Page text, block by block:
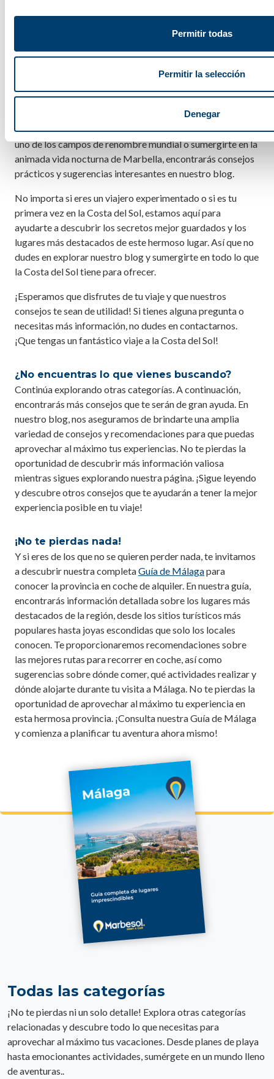
Permitir todas
Permitir la selección
Denegar
locales para probar la deliciosa gastronomía andaluza,
hasta rutas turísticas para explorar los encantadores
lleno de ideas emocionantes para que saques el máximo
provecho de tu tiempo en la Costa del Sol.
Además, también te brindamos detalles sobre las
actividades y atracciones más populares de la zona. Ya sea
que desees disfrutar de un emocionante partido de golf en
uno de los campos de renombre mundial o sumergirte en la
animada vida nocturna de Marbella, encontrarás consejos
prácticos y sugerencias interesantes en nuestro blog.
No importa si eres un viajero experimentado o si es tu
primera vez en la Costa del Sol, estamos aquí para
ayudarte a descubrir los secretos mejor guardados y los
lugares más destacados de este hermoso lugar. Así que no
dudes en explorar nuestro blog y sumergirte en todo lo que
la Costa del Sol tiene para ofrecer.
¡Esperamos que disfrutes de tu viaje y que nuestros
consejos te sean de utilidad! Si tienes alguna pregunta o
necesitas más información, no dudes en contactarnos.
¡Que tengas un fantástico viaje a la Costa del Sol!
¿No encuentras lo que vienes buscando?
Continúa explorando otras categorías. A continuación,
encontrarás más consejos que te serán de gran ayuda. En
nuestro blog, nos aseguramos de brindarte una amplia
variedad de consejos y recomendaciones para que puedas
aprovechar al máximo tus experiencias. No te pierdas la
oportunidad de descubrir más información valiosa
mientras sigues explorando nuestra página. ¡Sigue leyendo
y descubre otros consejos que te ayudarán a tener la mejor
experiencia posible en tu viaje!
¡No te pierdas nada!
Y si eres de los que no se quieren perder nada, te invitamos
a descubrir nuestra completaGuía de Málagapara
conocer la provincia en coche de alquiler. En nuestra guía,
encontrarás información detallada sobre los lugares más
destacados de la región, desde los sitios turísticos más
populares hasta joyas escondidas que solo los locales
conocen. Te proporcionaremos recomendaciones sobre
las mejores rutas para recorrer en coche, así como
sugerencias sobre dónde comer, qué actividades realizar y
dónde alojarte durante tu visita a Málaga. No te pierdas la
oportunidad de aprovechar al máximo tu experiencia en
esta hermosa provincia. ¡Consulta nuestra Guía de Málaga
y comienza a planificar tu aventura ahora mismo!
Todas las categorías
¡No te pierdas ni un solo detalle! Explora otras categorías
relacionadas y descubre todo lo que necesitas para
aprovechar al máximo tus vacaciones. Desde planes de playa
hasta emocionantes actividades, sumérgete en un mundo lleno
de aventuras..